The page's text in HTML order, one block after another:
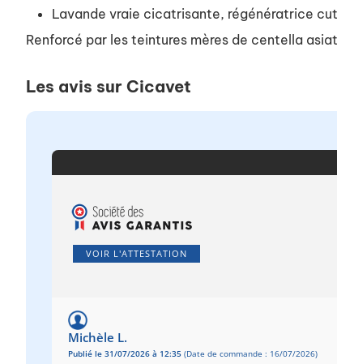
Lavande vraie cicatrisante, régénératrice
Renforcé par les teintures mères de centella
Les avis sur Cicavet
VOIR L'ATTESTATION
Michèle L.
Publié le 31/07/2026 à 12:35 (Date de commande : 16/07/2026)